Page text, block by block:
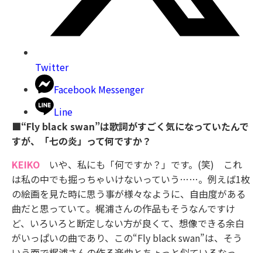
Twitter
Facebook Messenger
Line
■“Fly black swan”は歌詞がすごく気になっていたんで
すが、「七の炎」って何ですか？
KEIKO いや、私にも「何ですか？」です。(笑) これ
は私の中でも掘っちゃいけないっていう……。例えば1枚
の絵画を見た時に思う事が様々なように、自由度がある
曲だと思っていて。梶浦さんの作品もそうなんですけ
ど、いろいろと断定しない方が良くて、想像できる余白
がいっぱいの曲であり、この“Fly black swan”は、そう